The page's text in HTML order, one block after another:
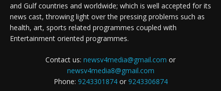
and Gulf countries and worldwide; which is well accepted for its
news cast, throwing light over the pressing problems such as
health, art, sports related programmes coupled with
Entertainment oriented programmes.
Contact us: newsv4media@gmail.com or
newsv4media8@gmail.com
Phone: 9243301874or 9243306874